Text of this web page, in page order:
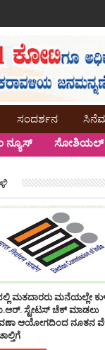
ಸಂದರ್ಶನ
ನ್ಯೂಸ್ ಸೋಶಿಯಲ್
ಮತದಾರರು ಮನೆಯಲ್ಲೇ
ಸ್ಟೇಟಸ್ ಚೆಕ್ ಮಾಡಲು
ಆಯೋಗದಿಂದ ನೂತನ